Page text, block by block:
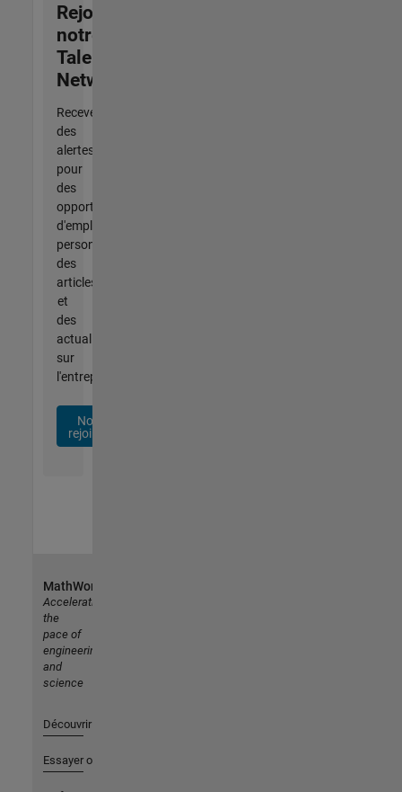
Rejoignez
notre
Talent
Network
Recevez
des
alertes
pour
des
opportunités
d'emploi
personnalisées,
des
articles
et
des
actualités
sur
l'entreprise.
Nous
rejoindre
MathWorks
Accelerating
the
pace of
engineering
and
science
Découvrir les produits
Essayer ou acheter